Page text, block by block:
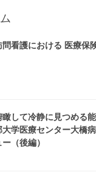
問看護における 医療保
瞰して冷静に見つめる
大学医療センター大橋
ー（後編）